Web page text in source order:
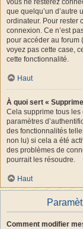
vous ne resterez
que quelqu’un d’autre
ordinateur. Pour rester
connexion. Ce n’est
pour accéder au forum
voyez pas cette case,
cette fonctionnalité.
Haut
À quoi sert «
Cela supprime tous
paramètres
des fonctionnalités
non lu) si cela a été
des problèmes de
pourrait les résoudre.
Haut
Comment modifier